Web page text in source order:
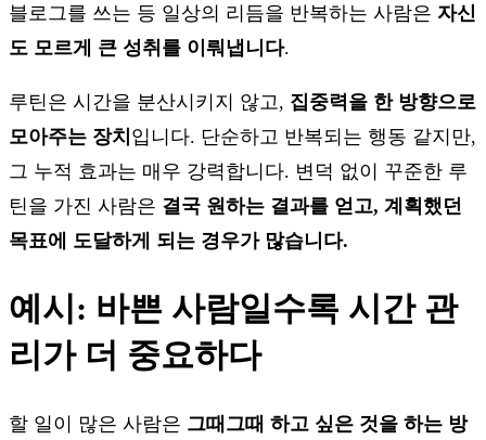
블로그를 쓰는 등 일상의 리듬을 반복하는 사람은 자신
도 모르게 큰 성취를 이뤄냅니다.
루틴은 시간을 분산시키지 않고, 집중력을 한 방향으로
모아주는 장치 입니다. 단순하고 반복되는 행동 같지만,
그 누적 효과는 매우 강력합니다. 변덕 없이 꾸준한 루
틴을 가진 사람은 결국 원하는 결과를 얻고, 계획했던
목표에 도달하게 되는 경우가 많습니다.
예시: 바쁜 사람일수록 시간 관
리가 더 중요하다
할 일이 많은 사람은 그때그때 하고 싶은 것을 하는 방